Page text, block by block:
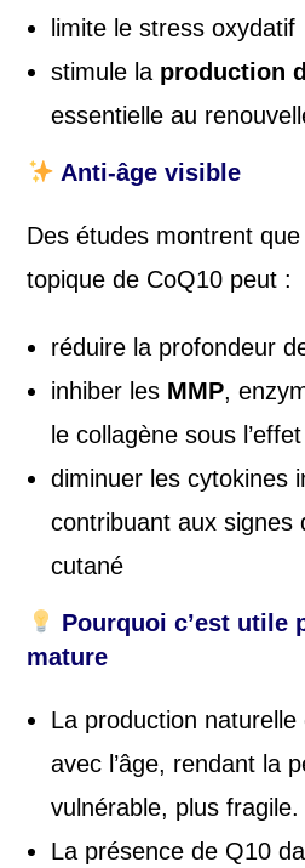
limite le stress oxydatif
stimule la production
essentielle au
Anti-âge visible
Des études montrent que
topique de CoQ10 peut :
réduire la profondeur
inhiber les MMP,
le collagène sous
diminuer les cytokines
contribuant aux signes
cutané
Pourquoi c’est utile
mature
La production
avec l’âge, rendant la
vulnérable, plus fragile.
La présence de Q10